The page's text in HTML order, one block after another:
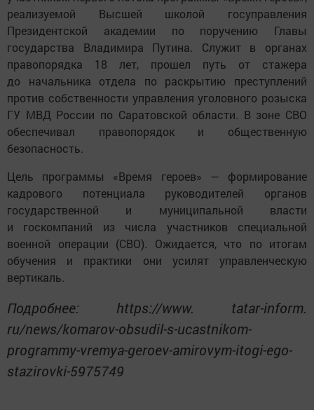
реализуемой Высшей школой госуправления
Президентской академии по поручению Главы
государства Владимира Путина. Служит в органах
правопорядка 18 лет, прошел путь от стажера
до начальника отдела по раскрытию преступлений
против собственности управления уголовного розыска
ГУ МВД России по Саратовской области. В зоне СВО
обеспечивал правопорядок и общественную
безопасность.
Цель программы «Время героев» — формирование
кадрового потенциала руководителей органов
государственной и муниципальной власти
и госкомпаний из числа участников специальной
военной операции (СВО). Ожидается, что по итогам
обучения и практики они усилят управленческую
вертикаль.
Подробнее: https://www. tatar-inform.
ru/news/komarov-obsudil-s-ucastnikom-
programmy-vremya-geroev-amirovym-itogi-ego-
stazirovki-5975749